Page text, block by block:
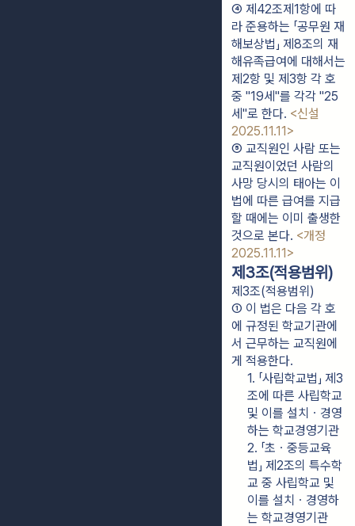
④ 제42조제1항에 따
라 준용하는 「공무원 재
해보상법」 제8조의 재
해유족급여에 대해서는
제2항 및 제3항 각 호
중 "19세"를 각각 "25
세"로 한다. <신설
2025.11.11>
⑤ 교직원인 사람 또는
교직원이었던 사람의
사망 당시의 태아는 이
법에 따른 급여를 지급
할 때에는 이미 출생한
것으로 본다. <개정
2025.11.11>
제3조(적용범위)
제3조(적용범위)
① 이 법은 다음 각 호
에 규정된 학교기관에
서 근무하는 교직원에
게 적용한다.
1. 「사립학교법」 제3
조에 따른 사립학교
및 이를 설치ㆍ경영
하는 학교경영기관
2. 「초ㆍ중등교육
법」 제2조의 특수학
교 중 사립학교 및
이를 설치ㆍ경영하
는 학교경영기관